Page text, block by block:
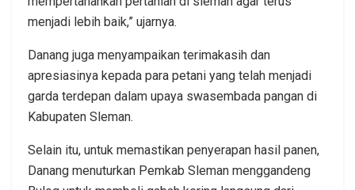
menjadi lebih baik,” ujarnya.
Danang juga menyampaikan terimakasih dan
apresiasinya kepada para petani yang telah menjadi
garda terdepan dalam upaya swasembada pangan di
Kabupaten Sleman.
Selain itu, untuk memastikan penyerapan hasil panen,
Danang menuturkan Pemkab Sleman menggandeng